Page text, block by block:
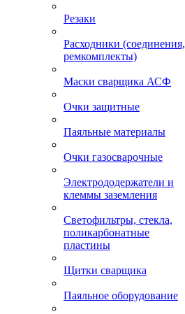
Резаки
Расходники (соединения,
ремкомплекты)
Маски сварщика АСФ
Очки защитные
Паяльные материалы
Очки газосварочные
Электрододержатели и
клеммы заземления
Светофильтры, стекла,
поликарбонатные
пластины
Щитки сварщика
Паяльное оборудование